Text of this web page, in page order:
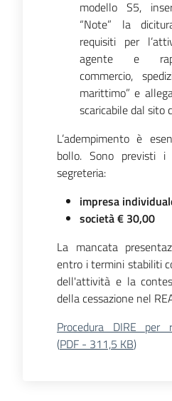
modello S5,
“Note” la
requisiti per
agente e
commercio,
marittimo” e
scaricabile dal sito
L’adempimento è
bollo. Sono previsti
segreteria:
impresa
società € 30,00
La mancata
entro i termini stabiliti
dell'attività e la
della cessazione nel
Procedura DIRE per
(PDF - 311,5 KB)